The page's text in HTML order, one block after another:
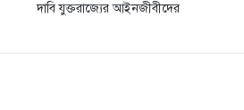
দাবি যুক্তরাজ্যের আইনজীবীদের